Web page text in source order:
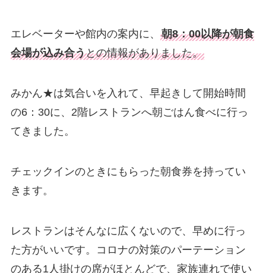
エレベーターや館内の案内に、 朝8：00以降が朝食
会場が込み合うとの情報がありました。
みかん★は気合いを入れて、早起きして開始時間
の6：30に、2階レストランへ朝ごはん食べに行っ
てきました。
チェックインのときにもらった朝食券を持ってい
きます。
レストランはそんなに広くないので、早めに行っ
た方がいいです。コロナの対策のパーテーション
のある1人掛けの席がほとんどで、家族連れで使い